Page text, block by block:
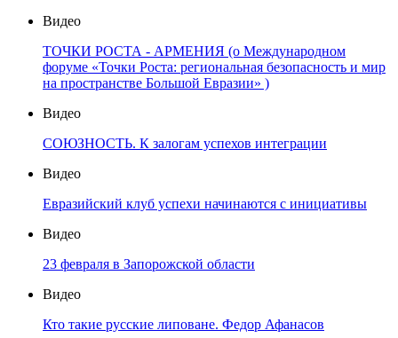
Видео
ТОЧКИ РОСТА - АРМЕНИЯ (о Международном
форуме «Точки Роста: региональная безопасность и мир
на пространстве Большой Евразии» )
Видео
СОЮЗНОСТЬ. К залогам успехов интеграции
Видео
Евразийский клуб успехи начинаются с инициативы
Видео
23 февраля в Запорожской области
Видео
Кто такие русские липоване. Федор Афанасов